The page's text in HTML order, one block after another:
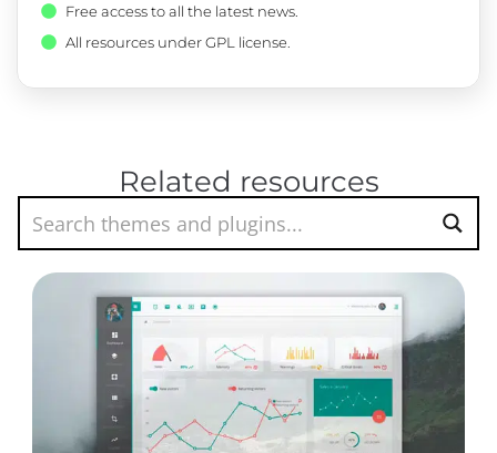
Free access to all the latest news.
All resources under GPL license.
Related resources